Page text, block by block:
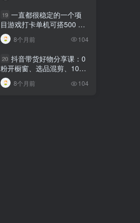
24小时广告全自动挂机 单机单日500 可矩阵式放大 无需人工看守 新手小白轻松玩转
19 一直都很稳定的一个项
目游戏打卡单机可搭500 ，
新手小白轻松上手
8个月前 104
20 抖音带货好物分享课：0
粉开橱窗、选品混剪、1000
粉起号，解锁多渠道变现技
巧
8个月前 104